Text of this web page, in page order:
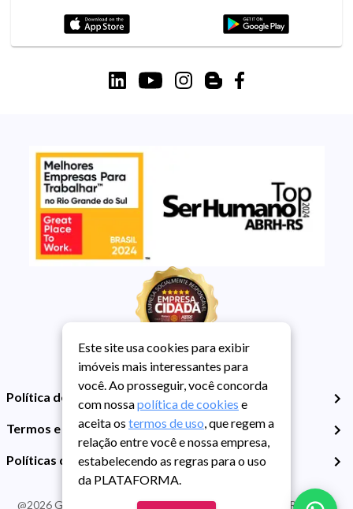
Política de Privacidade
Termos e Condições de Uso
Políticas de Cookies
@2026Guarida Imóvel. Todos os direitos reservados. CRECI RS -
Este site usa cookies para exibir
imóveis mais interessantes para
você. Ao prosseguir, você concorda
com nossapolítica de cookies e
aceita os termos de uso, que regem a
relação entre você e nossa empresa,
estabelecendo as regras para o uso
da PLATAFORMA.